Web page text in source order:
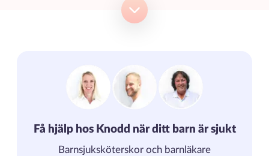
Få hjälp hos Knodd när ditt barn är sjukt
Barnsjuksköterskor och barnläkare